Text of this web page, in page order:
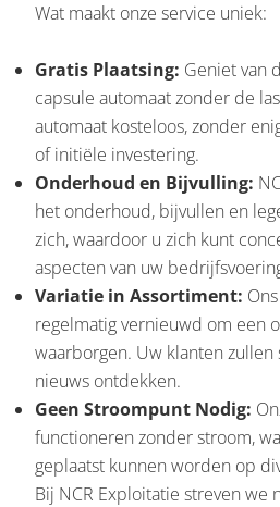
Wat maakt onze service uniek:
Gratis Plaatsing: Geniet van
capsule automaat zonder de
automaat kosteloos, zonder
of initiële investering.
Onderhoud en Bijvulling:
het onderhoud, bijvullen en
zich, waardoor u zich kunt
aspecten van uw
Variatie in Assortiment:
regelmatig vernieuwd om een
waarborgen. Uw klanten
nieuws ontdekken.
Geen Stroompunt Nodig:
functioneren zonder stroom,
geplaatst kunnen worden op
Bij NCR Exploitatie streven we